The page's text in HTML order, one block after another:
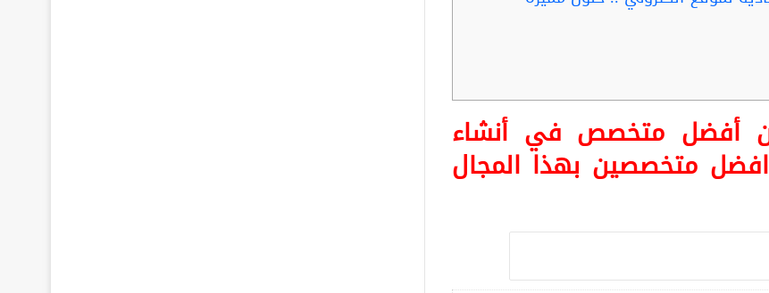
عن أفضل متخصص في أنشاء
متخصصين بهذا المجال